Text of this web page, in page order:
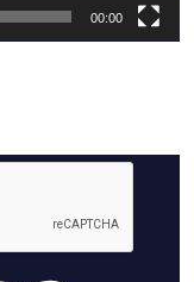
00:00